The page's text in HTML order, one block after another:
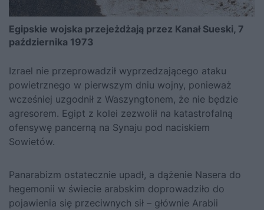
Egipskie wojska przejeżdżają przez Kanał Sueski, 7
października 1973
Izrael nie przeprowadził wyprzedzającego ataku
powietrznego w pierwszym dniu wojny, ponieważ
wcześniej uzgodnił z Waszyngtonem, że nie będzie
agresorem. Egipt z kolei zezwolił na katastrofalną
ofensywę pancerną na Synaju pod naciskiem
Sowietów.
Panarabizm ostatecznie upadł, a dążenie Nasera do
hegemonii w świecie arabskim doprowadziło do
pojawienia się przeciwnych sił – głównie Arabii